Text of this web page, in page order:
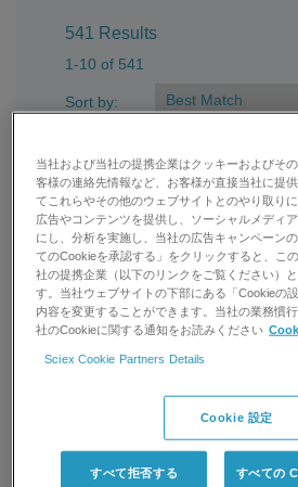
541 Results
1-10 of 541
Sort by:
Filters
Change CAD Gas Settings
(Low, Medium, High) to
Analyst® Software
表示
The default setting of CAD gas in Analyst®
“Simplified” and only allows to adjust CAD
Standard Addition Feature
当社および当社の提携企業はクッキーおよびそ
客様の連絡先情報など、お客様が直接当社に提
てこれらやその他のウェブサイトとのやり取り
広告やコンテンツを提供し、ソーシャルメディ
にし、分析を実施し、当社の広告キャンペーン
てのCookieを承認する」をクリックすると、こ
社の提携企業（以下のリンクをご覧ください）
す。当社ウェブサイトの下部にある「Cookieの
内容を変更することができます。当社の業務慣
社のCookieに関する通知をお読みください
Sciex Cookie Partners Details
Cookie 設定
すべて拒否する すべての